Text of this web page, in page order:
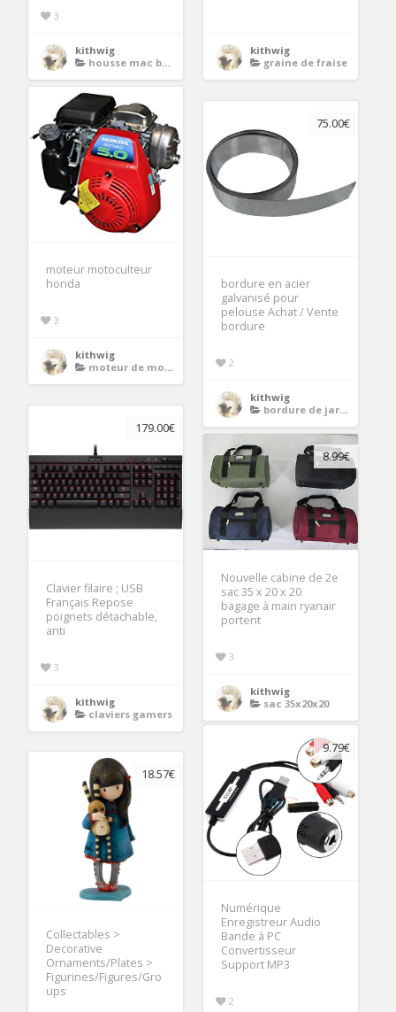
3
kithwig
housse mac book air 13
kithwig
graine de fraise
moteur motoculteur
honda
3
kithwig
moteur de motoculteur
75.00€
bordure en acier
galvanisé pour
pelouse Achat / Vente
bordure
2
kithwig
bordure de jardin
179.00€
Clavier filaire ; USB
Français Repose
poignets détachable,
anti
3
kithwig
claviers gamers
8.99€
Nouvelle cabine de 2e
sac 35 x 20 x 20
bagage à main ryanair
portent
3
kithwig
sac 35x20x20
9.79€
Numérique
Enregistreur Audio
Bande à PC
Convertisseur
Support MP3
2
18.57€
Collectables >
Decorative
Ornaments/Plates >
Figurines/Figures/Gro
ups